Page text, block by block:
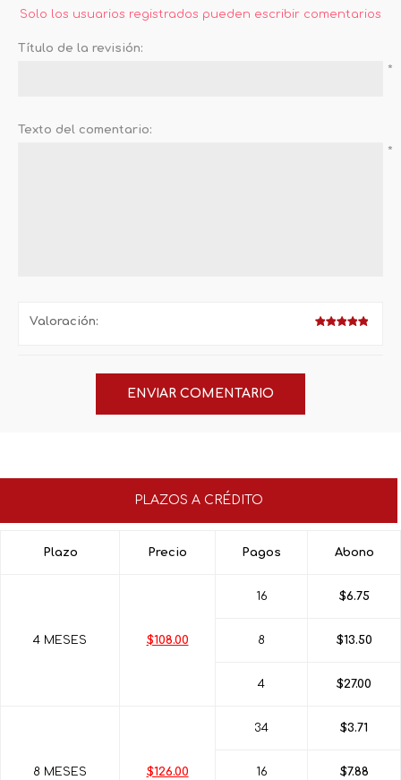
Solo los usuarios registrados pueden escribir comentarios
Título de la revisión:
*
Texto del comentario:
*
Valoración:
PLAZOS A CRÉDITO
Plazo Precio Pagos Abono
4 MESES $108.00
16 $6.75
8 $13.50
4 $27.00
8 MESES $126.00
34 $3.71
16 $7.88